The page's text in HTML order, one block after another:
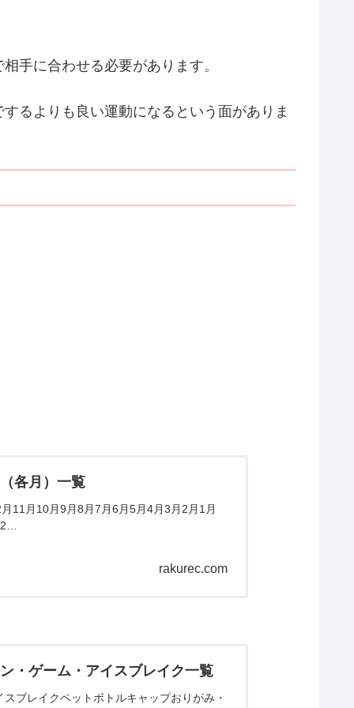
手に合わせる必要があります。
るよりも良い運動になるという面がありま
各月）一覧
11月10月9月8月7月6月5月4月3月2月1月
rakurec.com
・ゲーム・アイスブレイク一覧
ブレイクペットボトルキャップおりがみ・